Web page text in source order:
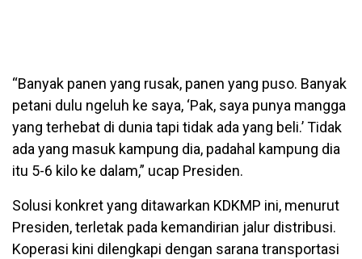
“Banyak panen yang rusak, panen yang puso. Banyak
petani dulu ngeluh ke saya, ‘Pak, saya punya mangga
yang terhebat di dunia tapi tidak ada yang beli.’ Tidak
ada yang masuk kampung dia, padahal kampung dia
itu 5-6 kilo ke dalam,” ucap Presiden.
Solusi konkret yang ditawarkan KDKMP ini, menurut
Presiden, terletak pada kemandirian jalur distribusi.
Koperasi kini dilengkapi dengan sarana transportasi